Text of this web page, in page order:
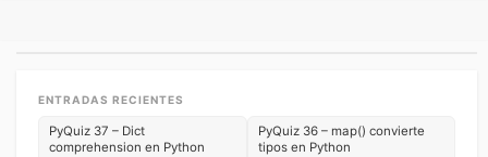
ENTRADAS RECIENTES
PyQuiz 37 – Dict
comprehension en Python
PyQuiz 36 – map() convierte
tipos en Python